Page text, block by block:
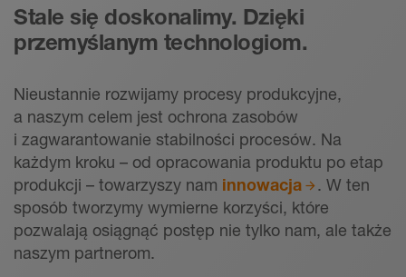
Stale się doskonalimy. Dzięki
przemyślanym technologiom.
Nieustannie rozwijamy procesy produkcyjne,
a naszym celem jest ochrona zasobów
i zagwarantowanie stabilności procesów. Na
każdym kroku – od opracowania produktu po etap
produkcji – towarzyszy nam innowacja
. W ten
sposób tworzymy wymierne korzyści, które
pozwalają osiągnąć postęp nie tylko nam, ale także
naszym partnerom.